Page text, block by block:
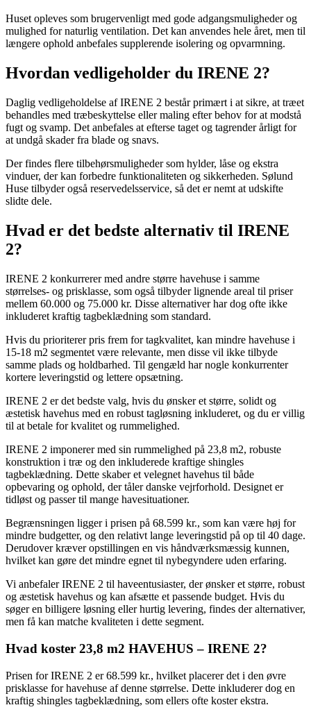
Huset opleves som brugervenligt med gode adgangsmuligheder og
mulighed for naturlig ventilation. Det kan anvendes hele året, men til
længere ophold anbefales supplerende isolering og opvarmning.
Hvordan vedligeholder du IRENE 2?
Daglig vedligeholdelse af IRENE 2 består primært i at sikre, at træet
behandles med træbeskyttelse eller maling efter behov for at modstå
fugt og svamp. Det anbefales at efterse taget og tagrender årligt for
at undgå skader fra blade og snavs.
Der findes flere tilbehørsmuligheder som hylder, låse og ekstra
vinduer, der kan forbedre funktionaliteten og sikkerheden. Sølund
Huse tilbyder også reservedelsservice, så det er nemt at udskifte
slidte dele.
Hvad er det bedste alternativ til IRENE
2?
IRENE 2 konkurrerer med andre større havehuse i samme
størrelses- og prisklasse, som også tilbyder lignende areal til priser
mellem 60.000 og 75.000 kr. Disse alternativer har dog ofte ikke
inkluderet kraftig tagbeklædning som standard.
Hvis du prioriterer pris frem for tagkvalitet, kan mindre havehuse i
15-18 m2 segmentet være relevante, men disse vil ikke tilbyde
samme plads og holdbarhed. Til gengæld har nogle konkurrenter
kortere leveringstid og lettere opsætning.
IRENE 2 er det bedste valg, hvis du ønsker et større, solidt og
æstetisk havehus med en robust tagløsning inkluderet, og du er villig
til at betale for kvalitet og rummelighed.
IRENE 2 imponerer med sin rummelighed på 23,8 m2, robuste
konstruktion i træ og den inkluderede kraftige shingles
tagbeklædning. Dette skaber et velegnet havehus til både
opbevaring og ophold, der tåler danske vejrforhold. Designet er
tidløst og passer til mange havesituationer.
Begrænsningen ligger i prisen på 68.599 kr., som kan være høj for
mindre budgetter, og den relativt lange leveringstid på op til 40 dage.
Derudover kræver opstillingen en vis håndværksmæssig kunnen,
hvilket kan gøre det mindre egnet til nybegyndere uden erfaring.
Vi anbefaler IRENE 2 til haveentusiaster, der ønsker et større, robust
og æstetisk havehus og kan afsætte et passende budget. Hvis du
søger en billigere løsning eller hurtig levering, findes der alternativer,
men få kan matche kvaliteten i dette segment.
Hvad koster 23,8 m2 HAVEHUS – IRENE 2?
Prisen for IRENE 2 er 68.599 kr., hvilket placerer det i den øvre
prisklasse for havehuse af denne størrelse. Dette inkluderer dog en
kraftig shingles tagbeklædning, som ellers ofte koster ekstra.